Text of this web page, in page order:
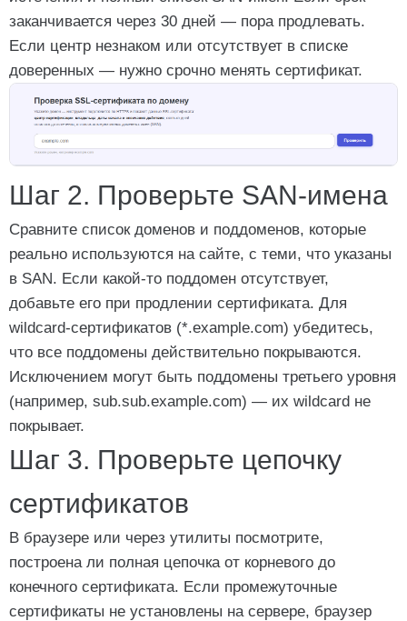
заканчивается через 30 дней — пора продлевать.
Если центр незнаком или отсутствует в списке
доверенных — нужно срочно менять сертификат.
Шаг 2. Проверьте SAN-имена
Сравните список доменов и поддоменов, которые
реально используются на сайте, с теми, что указаны
в SAN. Если какой-то поддомен отсутствует,
добавьте его при продлении сертификата. Для
wildcard-сертификатов (*.example.com) убедитесь,
что все поддомены действительно покрываются.
Исключением могут быть поддомены третьего уровня
(например, sub.sub.example.com) — их wildcard не
покрывает.
Шаг 3. Проверьте цепочку
сертификатов
В браузере или через утилиты посмотрите,
построена ли полная цепочка от корневого до
конечного сертификата. Если промежуточные
сертификаты не установлены на сервере, браузер